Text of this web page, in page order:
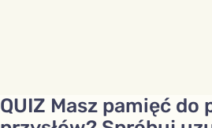
QUIZ Masz pamięć do